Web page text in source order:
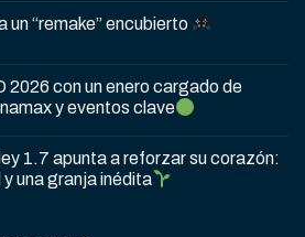
un “remake” encubierto
2026 con un enero cargado de
y eventos clave
1.7 apunta a reforzar su corazón:
una granja inédita